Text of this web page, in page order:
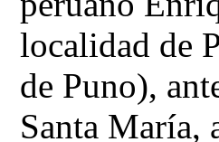
localidad de
de Puno),
Santa María,